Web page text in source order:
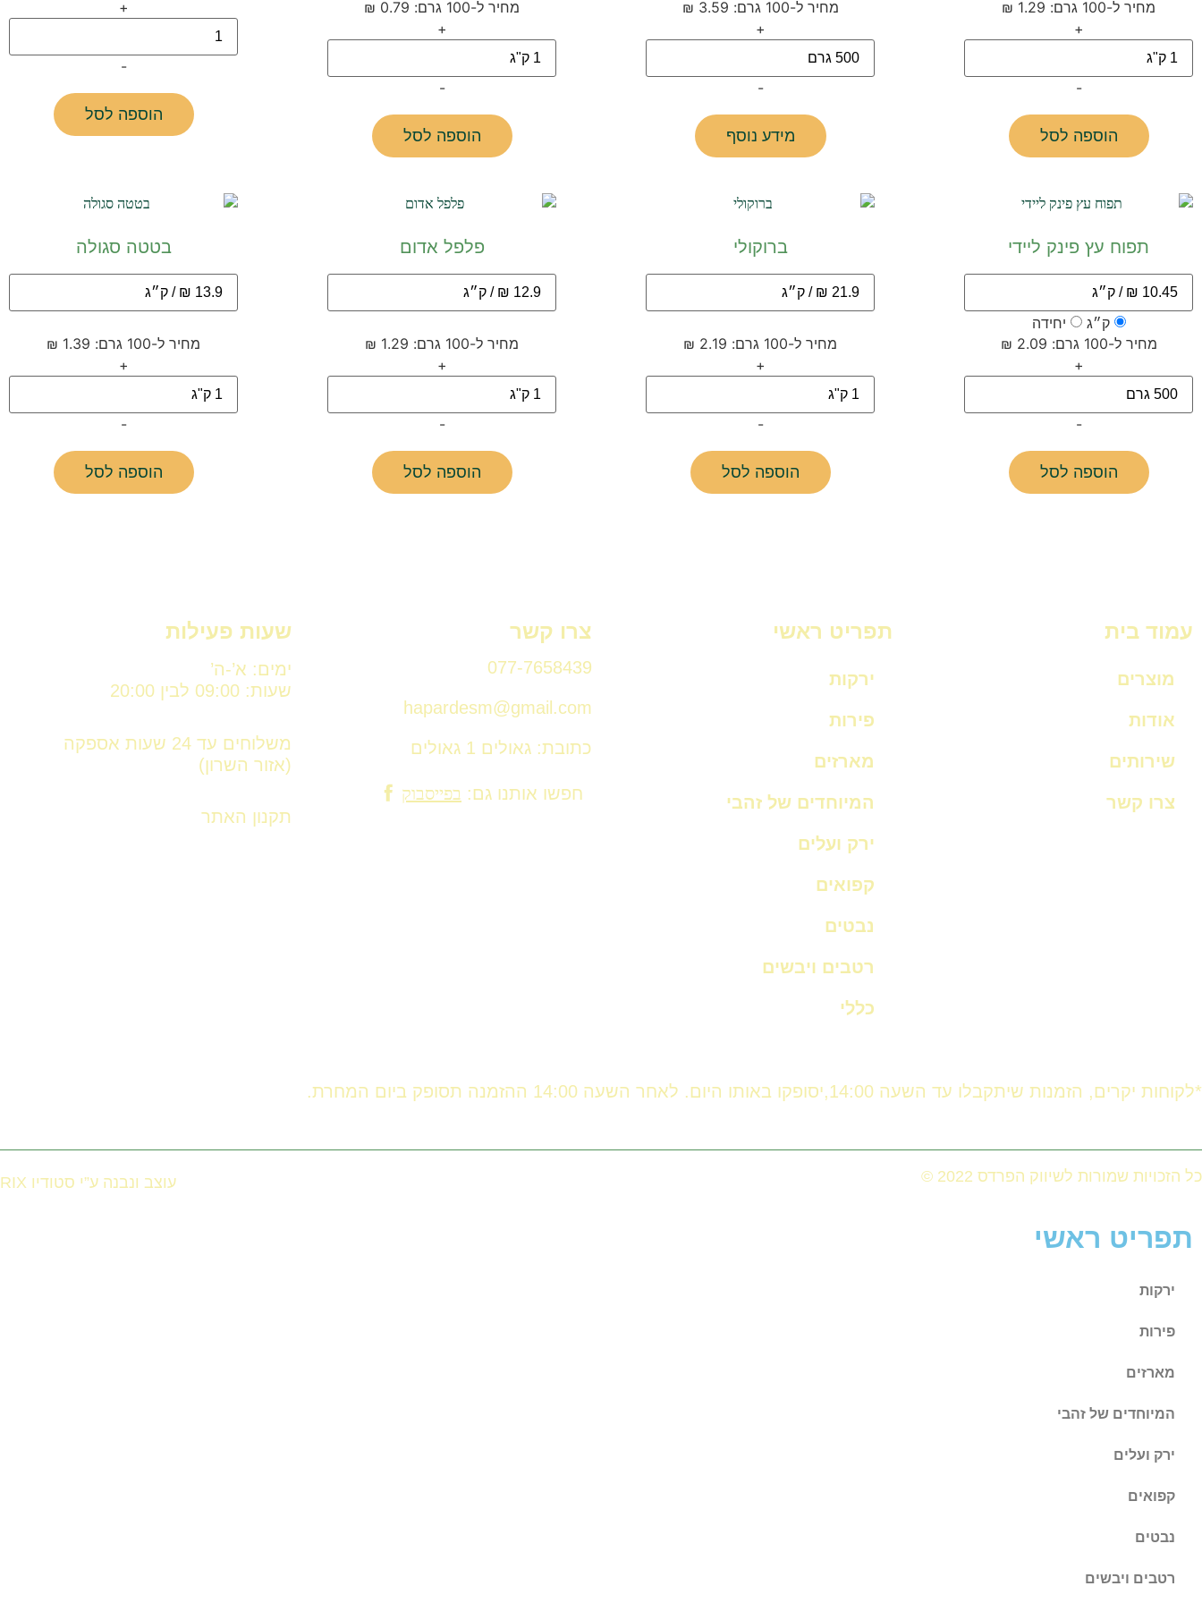
מחיר ל-100 גרם: 1.29 ₪
+
-
הוספה לסל
מחיר ל-100 גרם: 3.59 ₪
+
-
מידע נוסף
מחיר ל-100 גרם: 0.79 ₪
+
-
הוספה לסל
+
-
הוספה לסל
תפוח עץ פינק ליידי
ק״ג יחידה
מחיר ל-100 גרם: 2.09 ₪
+
-
הוספה לסל
ברוקולי
מחיר ל-100 גרם: 2.19 ₪
+
-
הוספה לסל
פלפל אדום
מחיר ל-100 גרם: 1.29 ₪
+
-
הוספה לסל
בטטה סגולה
מחיר ל-100 גרם: 1.39 ₪
+
-
הוספה לסל
עמוד בית
מוצרים
אודות
שירותים
צרו קשר
תפריט ראשי
ירקות
פירות
מארזים
המיוחדים של זהבי
ירק ועלים
קפואים
נבטים
רטבים ויבשים
כללי
צרו קשר
077-7658439
hapardesm@gmail.com
כתובת: גאולים 1 גאולים
חפשו אותנו גם: בפייסבוק
שעות פעילות
ימים: א’-ה’
שעות: 09:00 לבין 20:00
משלוחים עד 24 שעות אספקה
(אזור השרון)
תקנון האתר
*לקוחות יקרים, הזמנות שיתקבלו עד השעה 14:00,יסופקו באותו היום. לאחר השעה 14:00 ההזמנה תסופק ביום המחרת.
כל הזכויות שמורות לשיווק הפרדס 2022 © עוצב ונבנה ע”י סטודיו RIX
תפריט ראשי
ירקות
פירות
מארזים
המיוחדים של זהבי
ירק ועלים
קפואים
נבטים
רטבים ויבשים